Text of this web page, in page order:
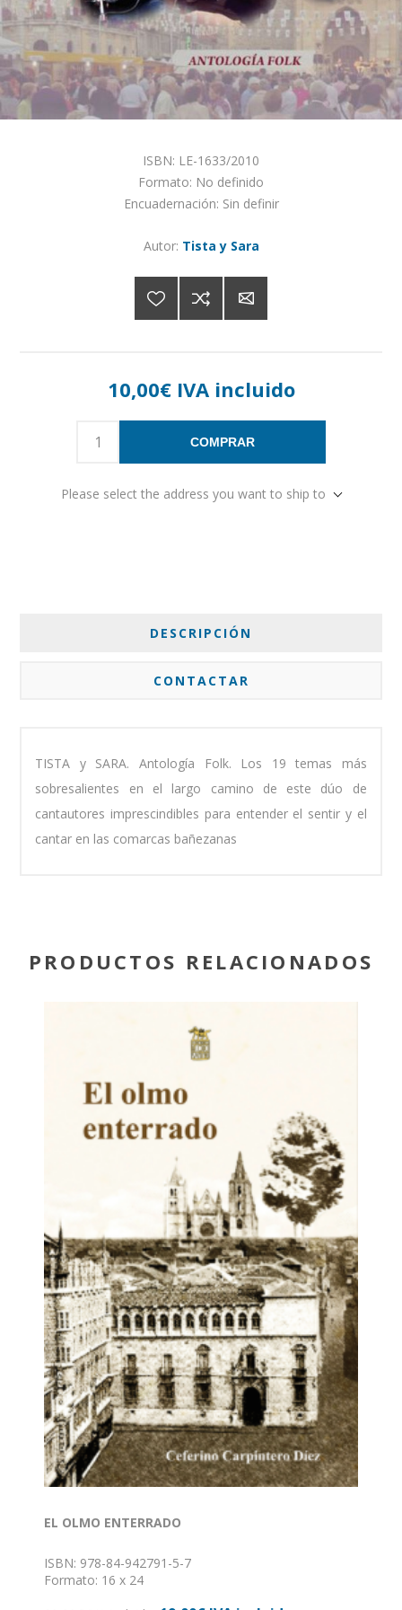
ISBN: LE-1633/2010
Formato: No definido
Encuadernación: Sin definir
Autor: Tista y Sara
10,00€ IVA incluido
COMPRAR
Please select the address you want to ship to
DESCRIPCIÓN
CONTACTAR
TISTA y SARA. Antología Folk. Los 19 temas más
sobresalientes en el largo camino de este dúo de
cantautores imprescindibles para entender el sentir y el
cantar en las comarcas bañezanas
PRODUCTOS RELACIONADOS
EL OLMO ENTERRADO
ISBN: 978-84-942791-5-7
Formato: 16 x 24